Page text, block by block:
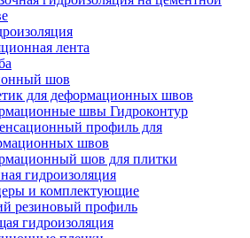
лента
шов
для деформационных швов
швы Гидроконтур
профиль для
швов
шов для плитки
гидроизоляция
и комплектующие
резиновый профиль
гидроизоляция